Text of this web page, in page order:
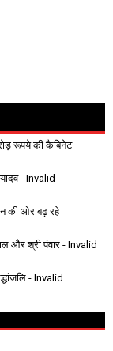
रूपये की कैबिनेट
- Invalid
की ओर बढ़ रहे
और श्री पंवार - Invalid
- Invalid